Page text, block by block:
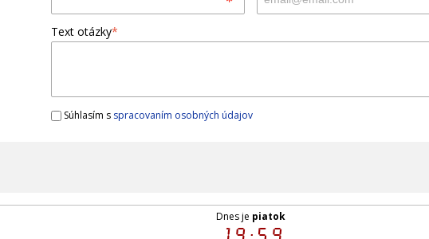
Text otázky*
Súhlasím s spracovaním osobných údajov
Dnes je piatok